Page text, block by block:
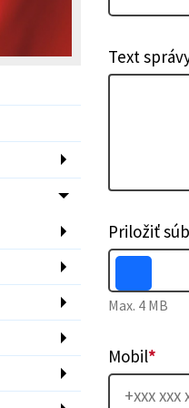
Text
Priložiť
Max. 4 MB
Mobil*